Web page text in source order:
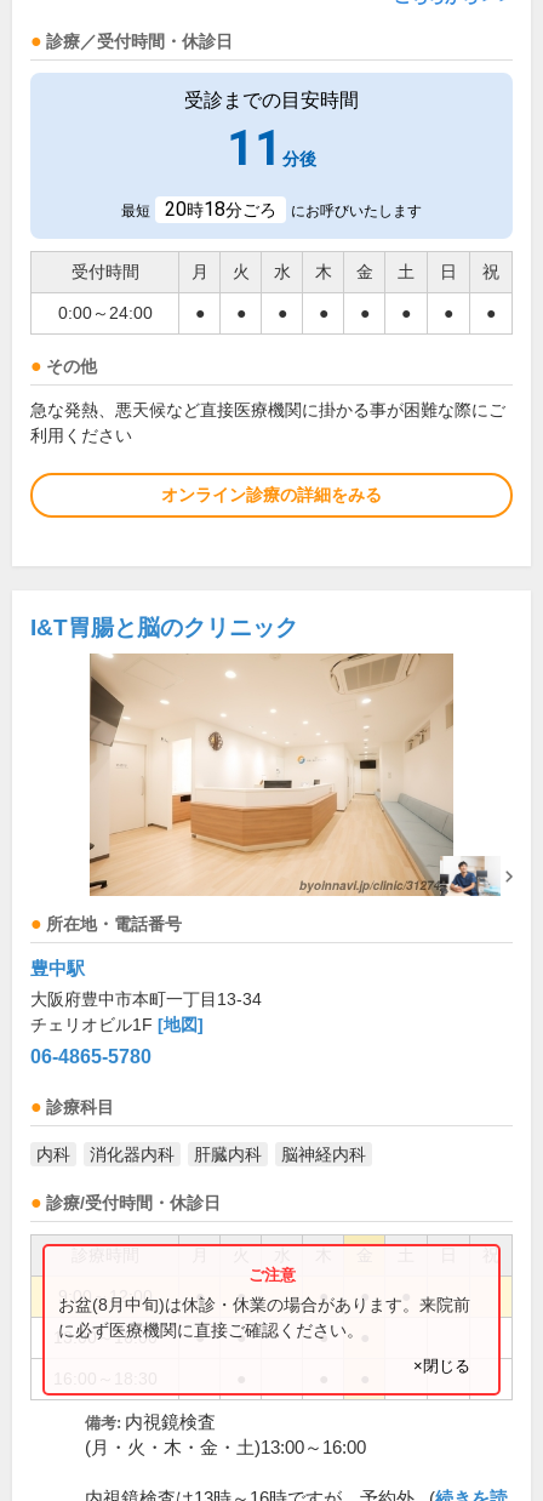
診療／受付時間・休診日
受診までの目安時間
11 分後
最短 20時18分ごろ にお呼びいたします
受付時間 月 火 水 木 金 土 日 祝
0:00～24:00 ● ● ● ● ● ● ● ●
その他
急な発熱、悪天候など直接医療機関に掛かる事が困難な際にご
利用ください
オンライン診療の詳細をみる
I&T胃腸と脳のクリニック
所在地・電話番号
豊中駅
大阪府豊中市本町一丁目13-34
チェリオビル1F [地図]
06-4865-5780
診療科目
内科 消化器内科 肝臓内科 脳神経内科
診療/受付時間・休診日
祝
9:00～12:00 ● ● ● ●
13:00～16:00 ● ● ●
お盆(8月中旬)は休診・休業の場合があります。来院前
に必ず医療機関に直接ご確認ください。
×閉じる
備考: 内視鏡検査
(月・火・木・金・土)13:00～16:00